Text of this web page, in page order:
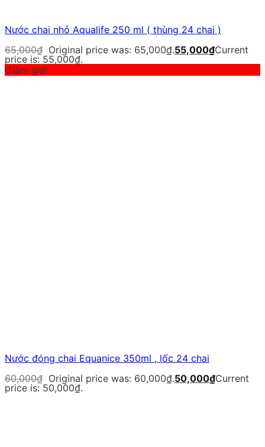
Nước chai nhỏ Aqualife 250 ml ( thùng 24 chai )
65,000₫ Original price was: 65,000₫.55,000₫Current
price is: 55,000₫.
Giảm giá!
Nước đóng chai Equanice 350ml , lốc 24 chai
60,000₫ Original price was: 60,000₫.50,000₫Current
price is: 50,000₫.